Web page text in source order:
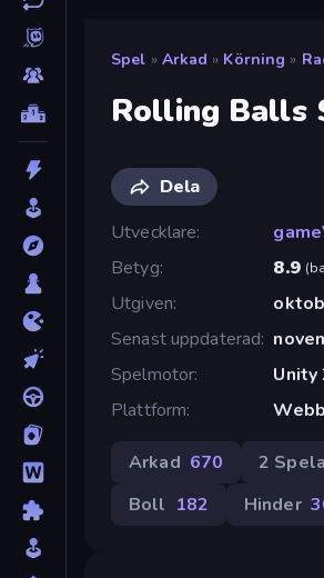
Spel » Arkad » Körning »
Rolling Balls
Dela
Utvecklare
Betyg
8.9 (
Utgiven
Senast uppdaterad
Spelmotor
Unity
Plattform
Arkad 670 2
Boll 182 Hinder